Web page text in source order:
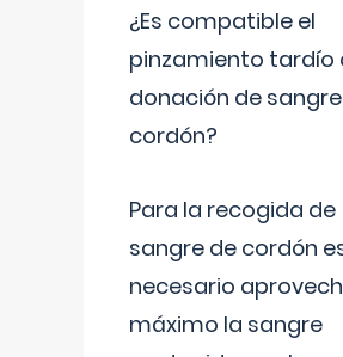
¿Es compatible el
pinzamiento tardío
donación de
cordón?
Para la recogida de
sangre de cordón
necesario
máximo la sangre